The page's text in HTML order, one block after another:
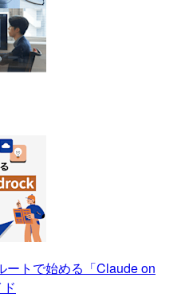
ートで始める「Claude on